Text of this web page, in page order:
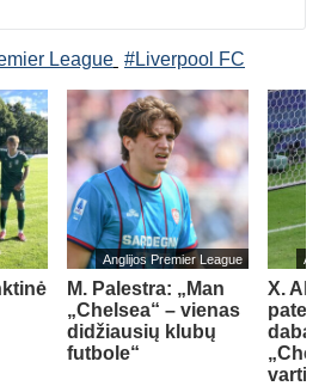
League #Liverpool FC
Anglijos Premier League
M. Palestra: „Man
„Chelsea“ – vienas
didžiausių klubų
futbole“
X.